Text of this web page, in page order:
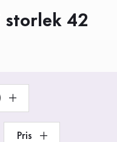
storlek 42
Pris